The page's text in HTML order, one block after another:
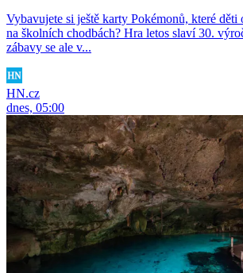
Vybavujete si ještě karty Pokémonů, které děti
na školních chodbách? Hra letos slaví 30.
zábavy se ale v...
HN.cz
dnes, 05:00